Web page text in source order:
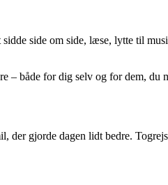
side om side, læse, lytte til
– både for dig selv og for dem, du
der gjorde dagen lidt bedre.